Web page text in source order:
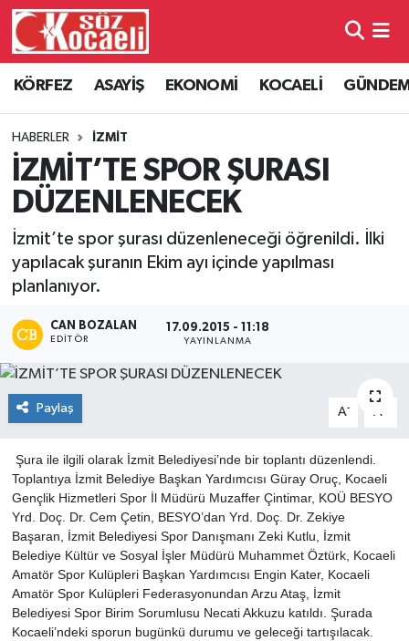
KÖRFEZ ASAYİŞ EKONOMİ KOCAELİ
HABERLER İZMİT
İZMİT’TE SPOR ŞURASI
DÜZENLENECEK
İzmit’te spor şurası düzenleneceği öğrenildi. İlki
yapılacak şuranın Ekim ayı içinde yapılması
planlanıyor.
CAN BOZALAN
EDITÖR
17.09.2015 - 11:18
YAYINLANMA
Paylaş A- A
Şura ile ilgili olarak İzmit Belediyesi’nde bir toplantı düzenlendi.
Toplantıya İzmit Belediye Başkan Yardımcısı Güray Oruç, Kocaeli
Gençlik Hizmetleri Spor İl Müdürü Muzaffer Çintimar, KOÜ BESYO
Yrd. Doç. Dr. Cem Çetin, BESYO’dan Yrd. Doç. Dr. Zekiye
Başaran, İzmit Belediyesi Spor Danışmanı Zeki Kutlu, İzmit
Belediye Kültür ve Sosyal İşler Müdürü Muhammet Öztürk, Kocaeli
Amatör Spor Kulüpleri Başkan Yardımcısı Engin Kater, Kocaeli
Amatör Spor Kulüpleri Federasyonundan Arzu Ataş, İzmit
Belediyesi Spor Birim Sorumlusu Necati Akkuzu katıldı. Şurada
Kocaeli’ndeki sporun bugünkü durumu ve geleceği tartışılacak.
Kocaeli Hava Durumu
Kocaeli Namaz Vakitleri
Kocaeli Trafik Yoğunluk Haritası
Süper Lig Puan Durumu ve Fikstür
Son Dakika Haberleri
Haber Arşivi